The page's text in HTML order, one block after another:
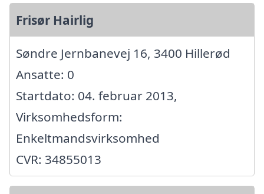
Frisør Hairlig
Søndre Jernbanevej 16, 3400 Hillerød
Ansatte: 0
Startdato: 04. februar 2013,
Virksomhedsform:
Enkeltmandsvirksomhed
CVR: 34855013